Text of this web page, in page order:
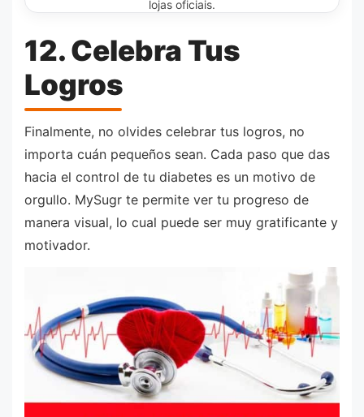
lojas oficiais.
12. Celebra Tus
Logros
Finalmente, no olvides celebrar tus logros, no
importa cuán pequeños sean. Cada paso que das
hacia el control de tu diabetes es un motivo de
orgullo. MySugr te permite ver tu progreso de
manera visual, lo cual puede ser muy gratificante y
motivador.